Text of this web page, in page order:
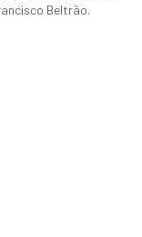
Beltrão.